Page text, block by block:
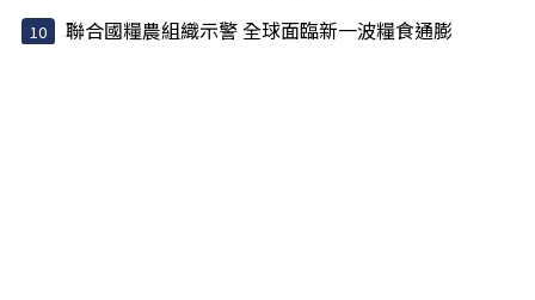
聯合國糧農組織示警 全球面臨新一波糧食通膨